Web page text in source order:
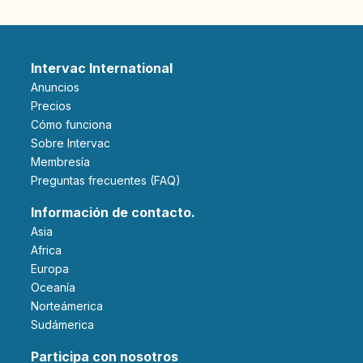
Intervac International
Anuncios
Precios
Cómo funciona
Sobre Intervac
Membresía
Preguntas frecuentes (FAQ)
Información de contacto.
Asia
Africa
Europa
Oceanía
Norteámerica
Sudámerica
Participa con nosotros